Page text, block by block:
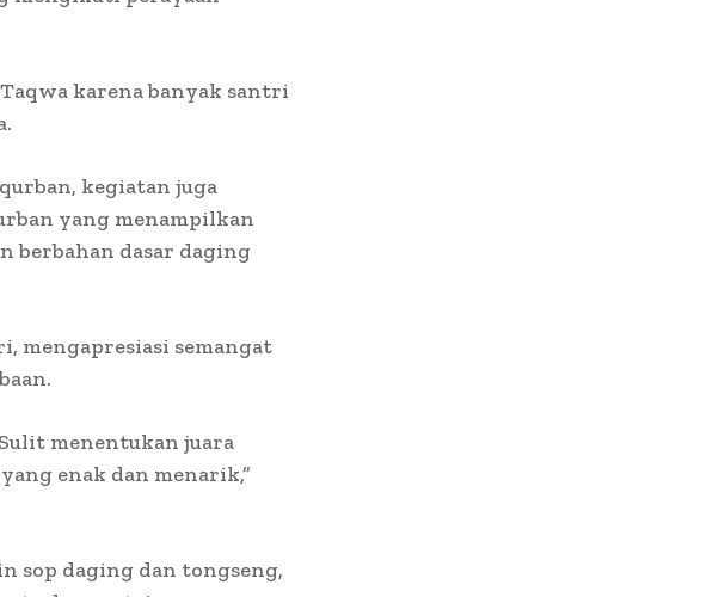
karena banyak santri
kegiatan juga
yang menampilkan
berbahan dasar daging
mengapresiasi semangat
menentukan juara
enak dan menarik,”
sop daging dan tongseng,